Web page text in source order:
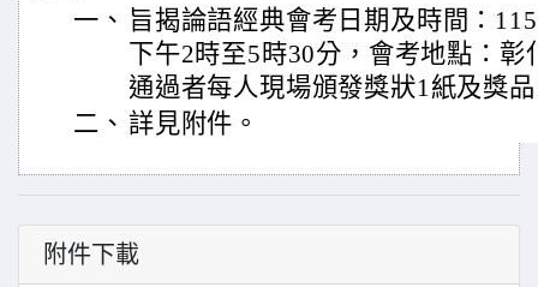
一、 旨揭論語經典會考日期及時間：
下午2時至5時30分，會考地點：彰
通過者每人現場頒發獎狀1紙及獎
二、 詳見附件。
附件下載